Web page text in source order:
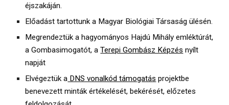
éjszakáján.
Előadást tartottunk a Magyar Biológiai Társaság ülésén.
Megrendeztük a hagyományos Hajdú Mihály emléktúrát,
a Gombasimogatót, aTerepi Gombász Képzés nyílt
napját
Elvégeztük a DNS vonalkód támogatás projektbe
benevezett minták értékelését, bekérését, előzetes